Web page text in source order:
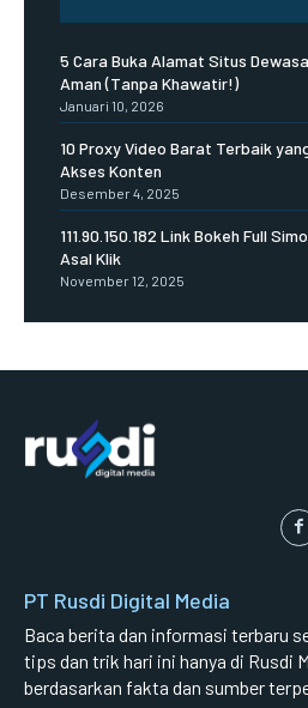
5 Cara Buka Alamat Situs
Aman (Tanpa Khawatir!)
Januari 10, 2026
10 Proxy Video Barat Terbaik
Akses Konten
Desember 4, 2025
111.90.150.182 Link Bokeh Full
Asal Klik
November 12, 2025
PT Rusdi Digital Media
Baca berita dan informasi terbaru
tips dan trik hari ini hanya di Rusdi
berdasarkan fakta dan sumber